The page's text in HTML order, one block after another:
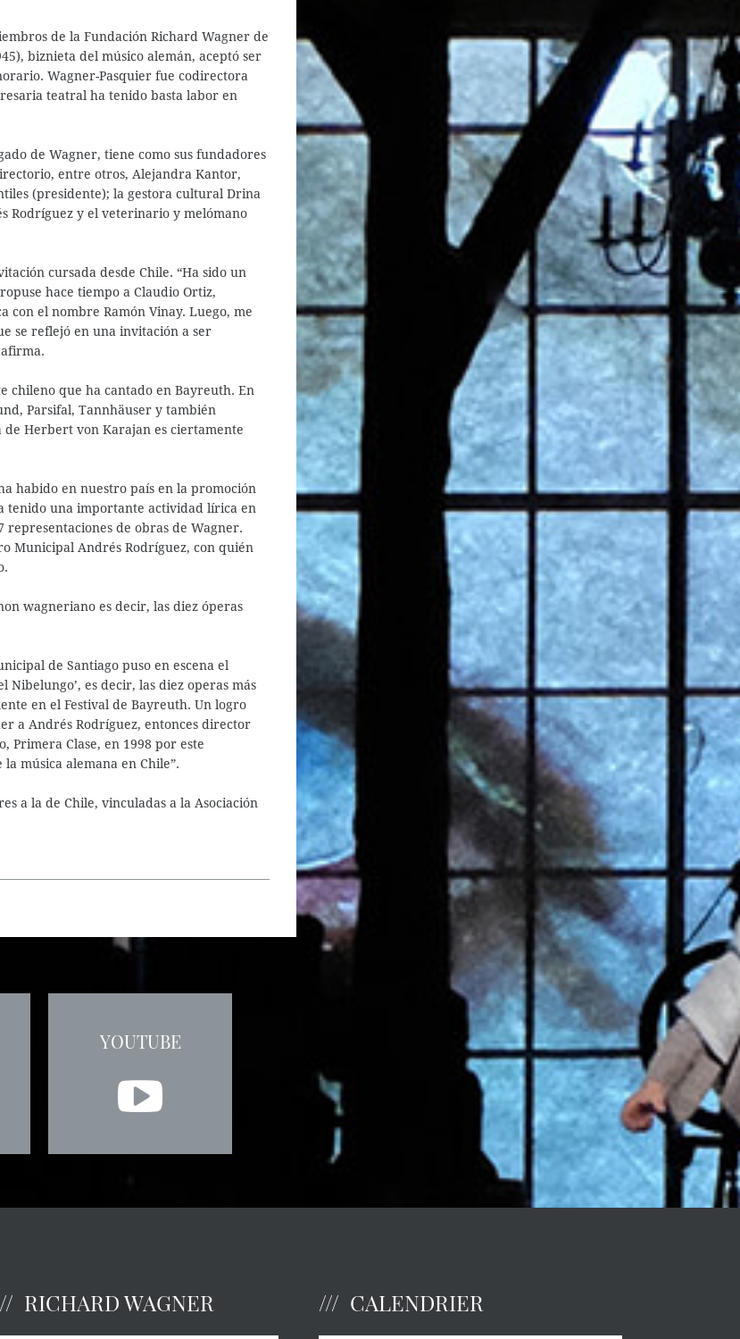
de la Fundación Richard Wagner de
biznieta del músico alemán, aceptó ser
Wagner-Pasquier fue codirectora
teatral ha tenido basta labor en
de Wagner, tiene como sus fundadores
entre otros, Alejandra Kantor,
(presidente); la gestora cultural Drina
Rodríguez y el veterinario y melómano
cursada desde Chile. “Ha sido un
hace tiempo a Claudio Ortiz,
el nombre Ramón Vinay. Luego, me
se reflejó en una invitación a ser
chileno que ha cantado en Bayreuth. En
Parsifal, Tannhäuser y también
Herbert von Karajan es ciertamente
habido en nuestro país en la promoción
tenido una importante actividad lírica en
de obras de Wagner.
Municipal Andrés Rodríguez, con quién
wagneriano es decir, las diez óperas
de Santiago puso en escena el
Nibelungo’, es decir, las diez operas más
en el Festival de Bayreuth. Un logro
a Andrés Rodríguez, entonces director
Primera Clase, en 1998 por este
música alemana en Chile”.
a la de Chile, vinculadas a la Asociación
YOUTUBE
RICHARD WAGNER CALENDRIER